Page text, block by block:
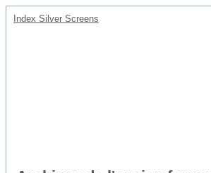
Index Silver Screens